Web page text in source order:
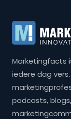
Marketingfacts
iedere dag
podcasts,